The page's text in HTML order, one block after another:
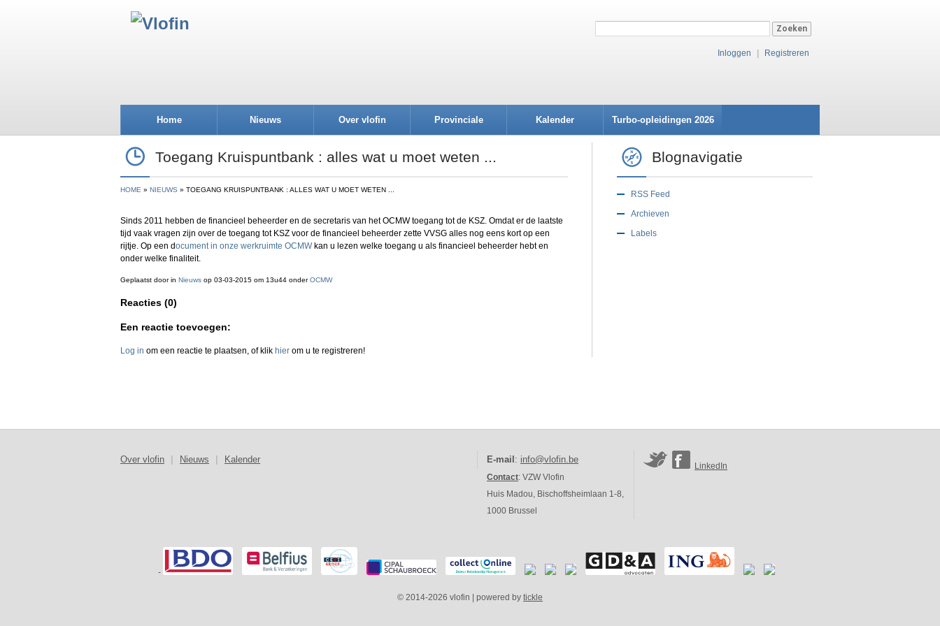
Inloggen Registreren
Home Nieuws Over vlofin Provinciale Kalender Turbo-opleidingen 2026
Toegang Kruispuntbank : alles wat u moet weten ...
HOME NIEUWS TOEGANG KRUISPUNTBANK : ALLES WAT U MOET WETEN ...
Sinds 2011 hebben de financieel beheerder en de secretaris van het OCMW toegang tot de KSZ. Omdat er de laatste
tijd vaak vragen zijn over de toegang tot KSZ voor de financieel beheerder zette VVSG alles nog eens kort op een
rijtje. Op een document in onze werkruimte OCMWkan u lezen welke toegang u als financieel beheerder hebt en
onder welke finaliteit.
Geplaatst doorin Nieuws op 03-03-2015 om 13u44 onderOCMW
Reacties (0)
Een reactie toevoegen:
Log in om een reactie te plaatsen, of klik hier om u te registreren!
Blognavigatie
RSS Feed
Archieven
Labels
Over vlofin Nieuws Kalender E-mail : info@vlofin.be
Contact: VZW Vlofin
Huis Madou, Bischoffsheimlaan 1-8,
1000 Brussel
LinkedIn
-
© 2014-2026 vlofin | powered by tickle